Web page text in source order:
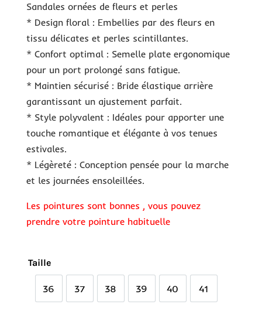
Sandales ornées de fleurs et perles
* Design floral : Embellies par des fleurs en
tissu délicates et perles scintillantes.
* Confort optimal : Semelle plate ergonomique
pour un port prolongé sans fatigue.
* Maintien sécurisé : Bride élastique arrière
garantissant un ajustement parfait.
* Style polyvalent : Idéales pour apporter une
touche romantique et élégante à vos tenues
estivales.
* Légèreté : Conception pensée pour la marche
et les journées ensoleillées.
Les pointures sont bonnes , vous pouvez
prendre votre pointure habituelle
Taille
36
36
37
37
38
38
39
39
40
40
41
41